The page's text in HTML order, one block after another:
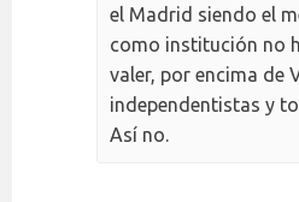
el Madrid siendo el
como institución no
valer, por encima de
independentistas y
Así no.